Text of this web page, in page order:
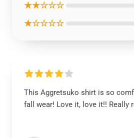
★★☆☆☆
★☆☆☆☆
This Aggretsuko shirt is so
fall wear! Love it, love it!! Really